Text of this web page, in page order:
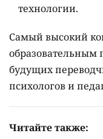
технологии.
Самый высокий
будущих
психологов и
Читайте также: